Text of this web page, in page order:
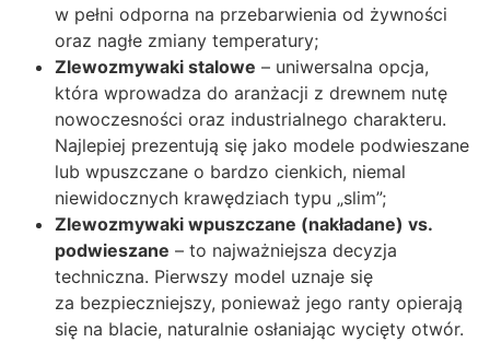
w pełni odporna na przebarwienia od żywności
oraz nagłe zmiany temperatury;
Zlewozmywaki stalowe – uniwersalna opcja,
która wprowadza do aranżacji z drewnem nutę
nowoczesności oraz industrialnego charakteru.
Najlepiej prezentują się jako modele podwieszane
lub wpuszczane o bardzo cienkich, niemal
niewidocznych krawędziach typu „slim”;
Zlewozmywaki wpuszczane (nakładane) vs.
podwieszane – to najważniejsza decyzja
techniczna. Pierwszy model uznaje się
za bezpieczniejszy, ponieważ jego ranty opierają
się na blacie, naturalnie osłaniając wycięty otwór.